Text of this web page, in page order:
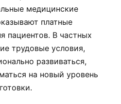
медицинские
платные
пациентов. В частных
трудовые условия,
развиваться,
на новый уровень